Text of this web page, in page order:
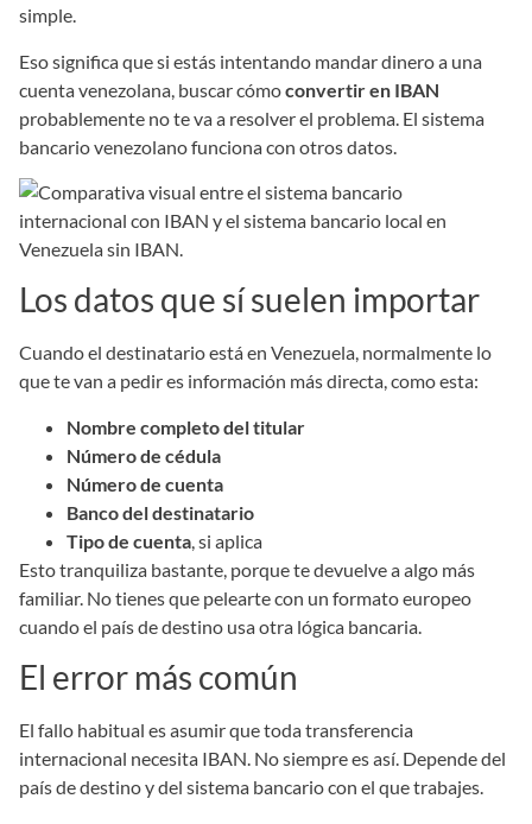
simple.
Eso significa que si estás intentando mandar dinero a una
cuenta venezolana, buscar cómoconvertir en IBAN
probablemente no te va a resolver el problema. El sistema
bancario venezolano funciona con otros datos.
Los datos que sí suelen importar
Cuando el destinatario está en Venezuela, normalmente lo
que te van a pedir es información más directa, como esta:
Nombre completo del titular
Número de cédula
Número de cuenta
Banco del destinatario
Tipo de cuenta , si aplica
Esto tranquiliza bastante, porque te devuelve a algo más
familiar. No tienes que pelearte con un formato europeo
cuando el país de destino usa otra lógica bancaria.
El error más común
El fallo habitual es asumir que toda transferencia
internacional necesita IBAN. No siempre es así. Depende del
país de destino y del sistema bancario con el que trabajes.